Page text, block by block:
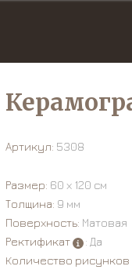
Артикул: 5308
Размер: 60 х 120 см
Толщина: 9 мм
Поверхность: Матовая
Ректификат
: Да
Количество рисунков